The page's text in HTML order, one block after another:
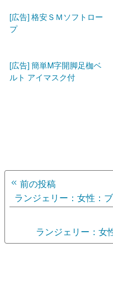
[広告] 格安ＳＭソフトロー
プ
[広告] 簡単M字開脚足枷ベ
ルト アイマスク付
前の投稿
ランジェリー：女性：
ランジェリー：女